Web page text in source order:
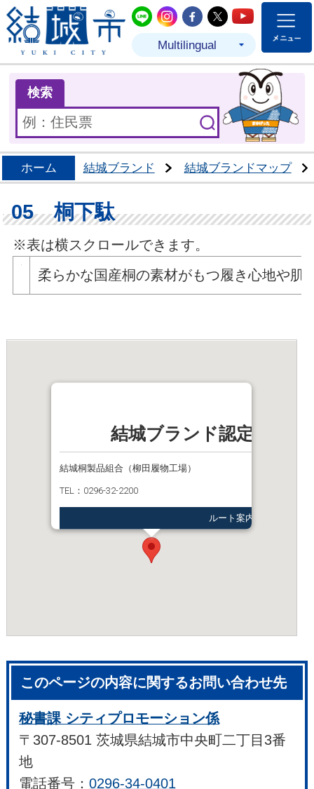
結城市公式LINE
結城市公式Instagram
結城市公式
結城市公式
結城市
Multilingual
検索
ホーム 結城ブランド 結城ブランドマップ
05 桐下駄
※表は横スクロールできます。
柔らかな国産桐の素材がもつ履き心地や肌
結城ブランド認定品05_
結城桐製品組合（柳田履物工場）
TEL：0296-32-2200
ルート案内
このページの内容に関するお問い合わせ先
秘書課 シティプロモーション係
〒307-8501 茨城県結城市中央町二丁目3番
地
電話番号：0296-34-0401